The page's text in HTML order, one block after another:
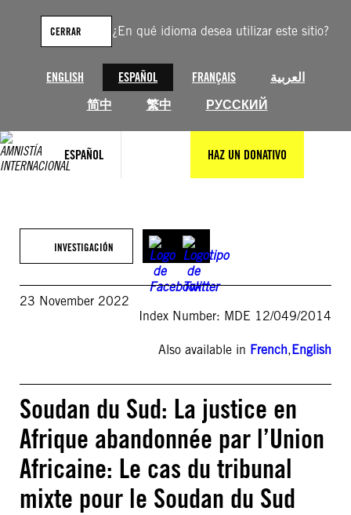
¿En qué idioma desea utilizar este sitio?
ENGLISH ESPAÑOL FRANÇAIS
العربية
简中
繁中 РУССКИЙ
CERRAR
ESPAÑOL HAZ UN DONATIVO
contenido
INVESTIGACIÓN
23 November 2022
Index Number: MDE 12/049/2014
Also available in French,English
Soudan du Sud: La justice en
Afrique abandonnée par l’Union
Africaine: Le cas du tribunal
mixte pour le Soudan du Sud